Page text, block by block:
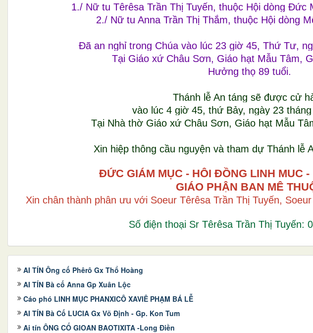
1./ Nữ tu Têrêsa Trần Thị Tuyến, thuộc Hội dòng Đức
2./ Nữ tu Anna Trần Thị Thắm, thuộc Hội dòng
Đã an nghỉ trong Chúa vào lúc 23 giờ 45, Thứ Tư,
Tại Giáo xứ Châu Sơn, Giáo hạt Mẫu Tâm,
Hưởng thọ 89 tuổi.
Thánh lễ An táng sẽ được cử
vào lúc 4 giờ 45, thứ Bảy, ngày 23
Tại Nhà thờ Giáo xứ Châu Sơn, Giáo hạt Mẫu
Xin hiệp thông cầu nguyện và tham dự Thánh lễ
ĐỨC GIÁM MỤC - HỘI ĐỒNG LINH MỤC
GIÁO PHẬN BAN MÊ
Xin chân thành phân ưu với Soeur Têrêsa Trần Thị Tuyến,
Số điện thoại Sr Têrêsa Trần Thị Tuyến:
AI TÍN Ông cố Phêrô Gx Thổ Hoàng
AI TÍN Bà cố Anna Gp Xuân Lộc
Cáo phó LINH MỤC PHANXICÔ XAVIÊ PHẠM BÁ LỄ
AI TÍN Bà Cố LUCIA Gx Võ Định - Gp. Kon Tum
Ai tín ÔNG CỐ GIOAN BAOTIXITA -Long Điền